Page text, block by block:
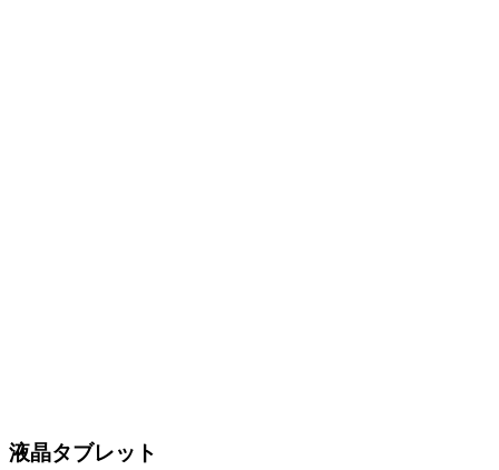
液晶タブレット